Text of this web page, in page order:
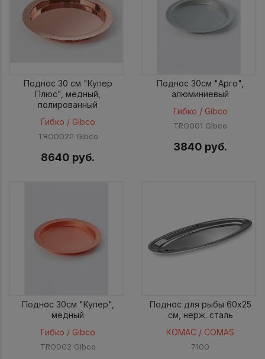
Поднос 30 см "Купер
Плюс", медный,
полированный
Гибко / Gibco
TRO002P Gibco
8640 руб.
Поднос 30см "Арго",
алюминиевый
Гибко / Gibco
TRO001 Gibco
3840 руб.
Поднос 30см "Купер",
медный
Гибко / Gibco
TRO002 Gibco
Поднос для рыбы 60x25
см, нерж. сталь
КОМАС / COMAS
7100